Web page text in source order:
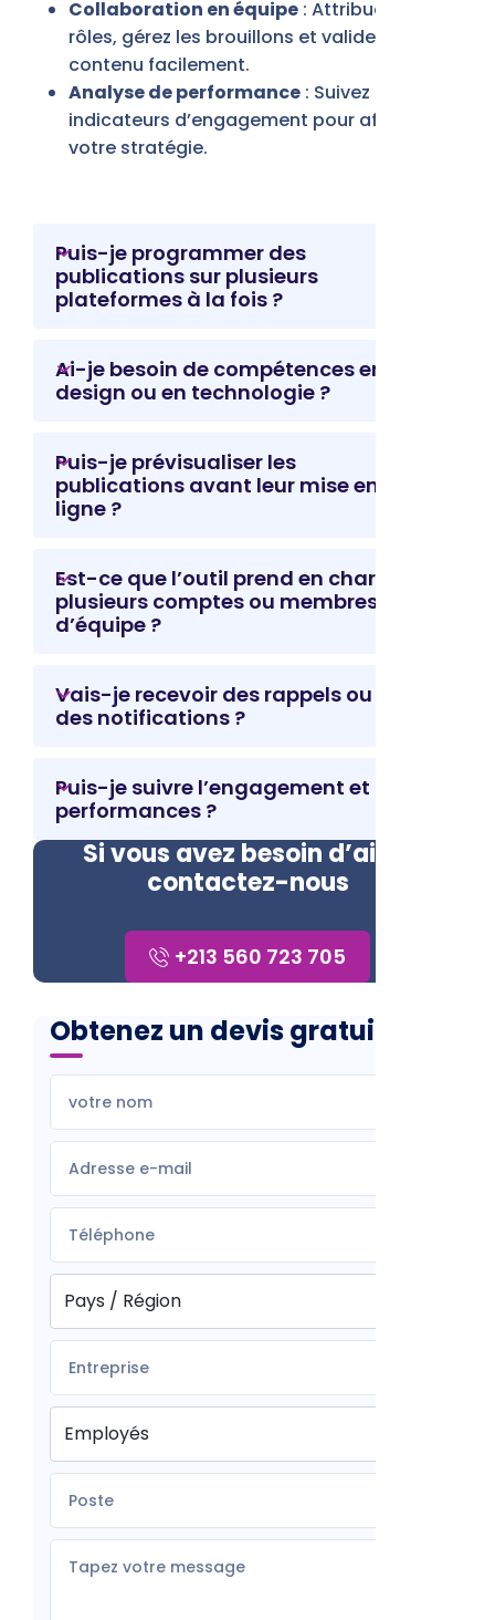
Si vous avez besoin d’aide,
contactez-nous
+213 560 723 705
Obtenez un devis gratuit
Collaboration en équipe : Attribuez des
rôles, gérez les brouillons et validez le
contenu facilement.
Analyse de performance : Suivez les
indicateurs d’engagement pour affiner
votre stratégie.
Puis-je programmer des
publications sur plusieurs
plateformes à la fois ?
Ai-je besoin de compétences en
design ou en technologie ?
Puis-je prévisualiser les
publications avant leur mise en
ligne ?
Est-ce que l’outil prend en charge
plusieurs comptes ou membres
d’équipe ?
Vais-je recevoir des rappels ou
des notifications ?
Puis-je suivre l’engagement et les
performances ?